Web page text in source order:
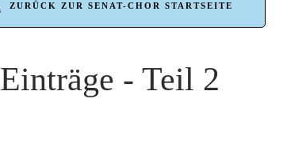
ZURÜCK ZUR SENAT-CHOR STARTSEITE
Einträge - Teil 2